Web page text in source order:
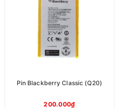
Pin Blackberry Classic (Q20)
200.000₫